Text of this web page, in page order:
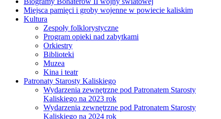
Miejsca pamięci i groby wojenne w powiecie kaliskim
Kultura
Zespoły folklorystyczne
Program opieki nad zabytkami
Orkiestry
Biblioteki
Muzea
Kina i teatr
Patronaty Starosty Kaliskiego
Wydarzenia zewnętrzne pod Patronatem Starosty
Kaliskiego na 2023 rok
Wydarzenia zewnętrzne pod Patronatem Starosty
Kaliskiego na 2024 rok